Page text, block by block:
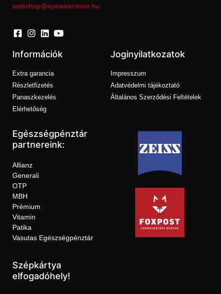
webshop@eyewearstore.hu
Információk
Extra garancia
Részletfizetés
Panaszkezelés
Elérhetőség
Joginyilatkozatok
Impresszum
Adatvédelmi tájékoztató
Általános Szerződési Feltételek
Egészségpénztár
partnereink:
Allianz
Generali
OTP
MBH
Prémium
Vitamin
Patika
Vasutas Egészségpénztár
Szépkártya
elfogadóhely!